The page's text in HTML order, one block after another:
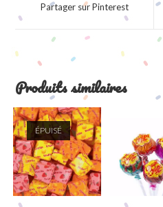
Partager sur Pinterest
Produits similaires
ÉPUISÉ